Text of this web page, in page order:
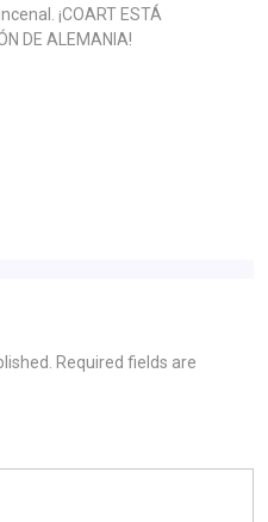
¡COART ESTÁ
DE ALEMANIA!
Required fields are